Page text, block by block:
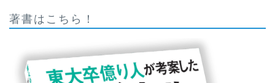
著書はこちら！